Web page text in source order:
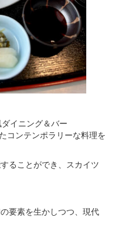
イニング＆バー
コンテンポラリーな料理を
ることができ、スカイツ
要素を生かしつつ、現代